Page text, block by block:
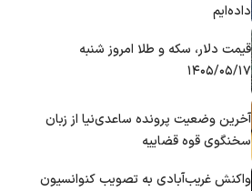
داده‌ایم
قیمت دلار، سکه و طلا امروز شنبه
۱۴۰۵/۰۵/۱۷
آخرین وضعیت پرونده ساعدی‌نیا از زبان
سخنگوی قوه قضاییه
واکنش غریب‌آبادی به تصویب کنوانسیون